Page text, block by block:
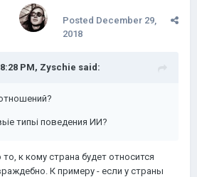
Posted December 29,
2018
PM, Zyschie said:
?
типьі поведения ИИ?
к кому страна будет относится
К примеру - если у страны